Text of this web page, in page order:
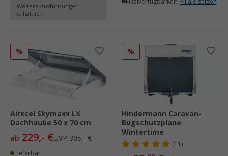
Weitere Ausführungen
erhältlich
Filialverfügbarkeit: Filiale setzen
%
Airxcel Skymaxx LX
Dachhaube 50 x 70 cm
ab 229,- €UVP 305,- €
Lieferbar
%
Hindermann Caravan-
Bugschutzplane
Wintertime
(11)